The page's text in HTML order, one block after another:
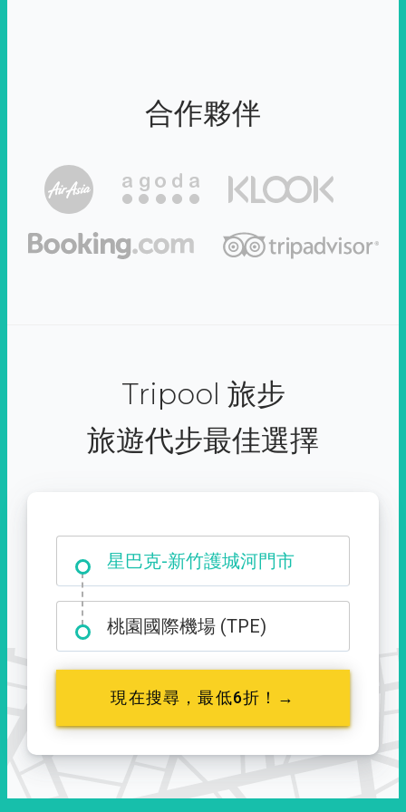
合作夥伴
Tripool 旅步
旅遊代步最佳選擇
星巴克-新竹護城河門市
大霸尖山登山口
桃園國際機場 (TPE)
現在搜尋，最低6折！→